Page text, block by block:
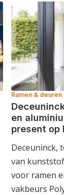
Ramen & deuren
en
present op
Deceuninck,
van
voor ramen
vakbeurs